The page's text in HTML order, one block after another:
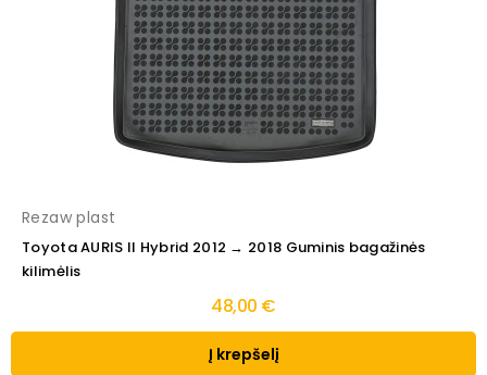
Rezaw plast
Toyota AURIS II Hybrid 2012 → 2018 Guminis bagažinės
kilimėlis
48,00 €
Į krepšelį